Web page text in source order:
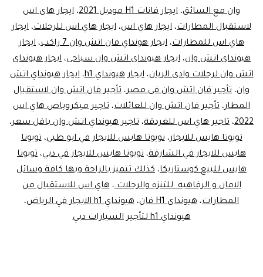
وان مع السائق، ايجار فانات H1 موديل 2021 ، ايجار هاى اس
لاستقبال المطارات، ايجار هاي اس، ايجار هاي اس للرحلات، ايجار
هاي اس للمطارات، ايجار هونداي فان اتش وان 7 راكب ، ايجار
هيونداى اتش وان، ايجار هيونداى اتش وان سياحى، ايجار هيونداى
اتش وان لرحلات وادى الريان،ايجار هيونداي h1 ،ايجار هيونداي اتش
وان، تأجير فان اتش وان فى مصر، تأجير فان اتش وان لاستقبال
المطار، تأجير فان اتش وان للعائلات، تاجير ميكروباص هاي اس
2022، تاجير هاي اس للغردقة، تاجير هيونداي اتش وان باقل سعر،
تويوتا هايس للايجار،تويوتا هايس للايجار في ابو ظبي،تويوتا
هايس للايجار في الشارقة، تويوتا هايس للايجار في دبي، تويوتا
هايس للبيع كوستاريكا، كذلك تتميز بالراحة وبها كافة وسائل
الامان و الرفاهيه للتنزه والرحلات.،هاي اس للاستقبال من
المطارات، هيونداى H1 فان ، هيونداي h1 الايجار في الرياض
،
هيونداي h1 لتأجير السيارات دبي